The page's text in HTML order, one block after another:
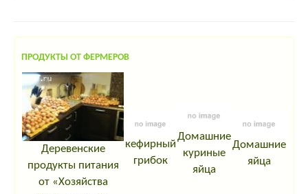
ПРОДУКТЫ ОТ ФЕРМЕРОВ
Деревенские
продукты питания
от «Хозяйства
кефирный
грибок
Домашние
куриные
яйца
Домашние
яйца